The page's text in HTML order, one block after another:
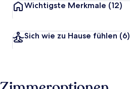
Wichtigste Merkmale (12)
Sich wie zu Hause fühlen (6)